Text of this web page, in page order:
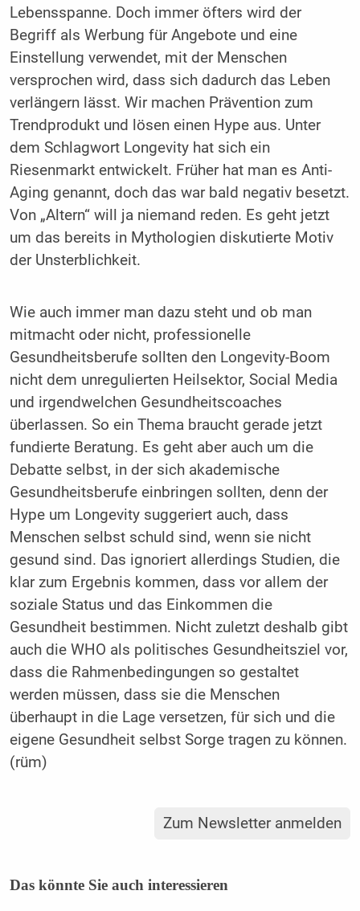
Lebensspanne. Doch immer öfters wird der
Begriff als Werbung für Angebote und eine
Einstellung verwendet, mit der Menschen
versprochen wird, dass sich dadurch das Leben
verlängern lässt. Wir machen Prävention zum
Trendprodukt und lösen einen Hype aus. Unter
dem Schlagwort Longevity hat sich ein
Riesenmarkt entwickelt. Früher hat man es Anti-
Aging genannt, doch das war bald negativ besetzt.
Von „Altern“ will ja niemand reden. Es geht jetzt
um das bereits in Mythologien diskutierte Motiv
der Unsterblichkeit.
Wie auch immer man dazu steht und ob man
mitmacht oder nicht, professionelle
Gesundheitsberufe sollten den Longevity-Boom
nicht dem unregulierten Heilsektor, Social Media
und irgendwelchen Gesundheitscoaches
überlassen. So ein Thema braucht gerade jetzt
fundierte Beratung. Es geht aber auch um die
Debatte selbst, in der sich akademische
Gesundheitsberufe einbringen sollten, denn der
Hype um Longevity suggeriert auch, dass
Menschen selbst schuld sind, wenn sie nicht
gesund sind. Das ignoriert allerdings Studien, die
klar zum Ergebnis kommen, dass vor allem der
soziale Status und das Einkommen die
Gesundheit bestimmen. Nicht zuletzt deshalb gibt
auch die WHO als politisches Gesundheitsziel vor,
dass die Rahmenbedingungen so gestaltet
werden müssen, dass sie die Menschen
überhaupt in die Lage versetzen, für sich und die
eigene Gesundheit selbst Sorge tragen zu können.
(rüm)
Zum Newsletter anmelden
Das könnte Sie auch interessieren